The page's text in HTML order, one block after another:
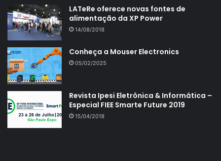
LATeRe oferece novas fontes de
alimentação da XP Power
14/08/2018
Conheça a Mouser Electronics
05/02/2025
Revista Ipesi Eletrônica & Informática –
Especial FIEE Smarte Future 2019
15/04/2018